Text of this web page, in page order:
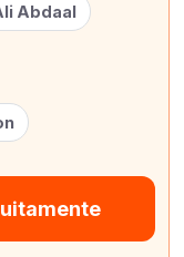
Abdaal